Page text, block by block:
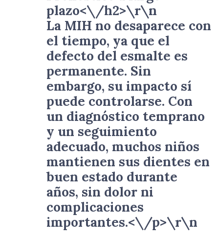
plazo<\/h2>\r\n
La MIH no desaparece con
el tiempo, ya que el
defecto del esmalte es
permanente. Sin
embargo, su impacto sí
puede controlarse. Con
un diagnóstico temprano
y un seguimiento
adecuado, muchos niños
mantienen sus dientes en
buen estado durante
años, sin dolor ni
complicaciones
importantes.<\/p>\r\n